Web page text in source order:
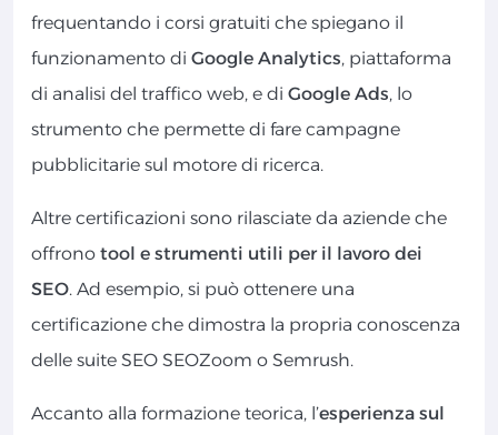
frequentando i corsi gratuiti che spiegano il
funzionamento di Google Analytics, piattaforma
di analisi del traffico web, e di Google Ads, lo
strumento che permette di fare campagne
pubblicitarie sul motore di ricerca.
Altre certificazioni sono rilasciate da aziende che
offrono tool e strumenti utili per il lavoro dei
SEO. Ad esempio, si può ottenere una
certificazione che dimostra la propria conoscenza
delle suite SEO SEOZoom o Semrush.
Accanto alla formazione teorica, l’esperienza sul